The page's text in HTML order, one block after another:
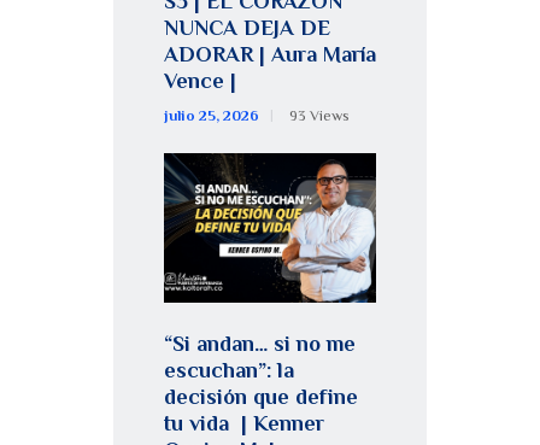
NUNCA DEJA DE
ADORAR | Aura María
Vence |
julio 25, 2026 93 Views
“Si andan… si no me
escuchan”: la
decisión que define
tu vida | Kenner